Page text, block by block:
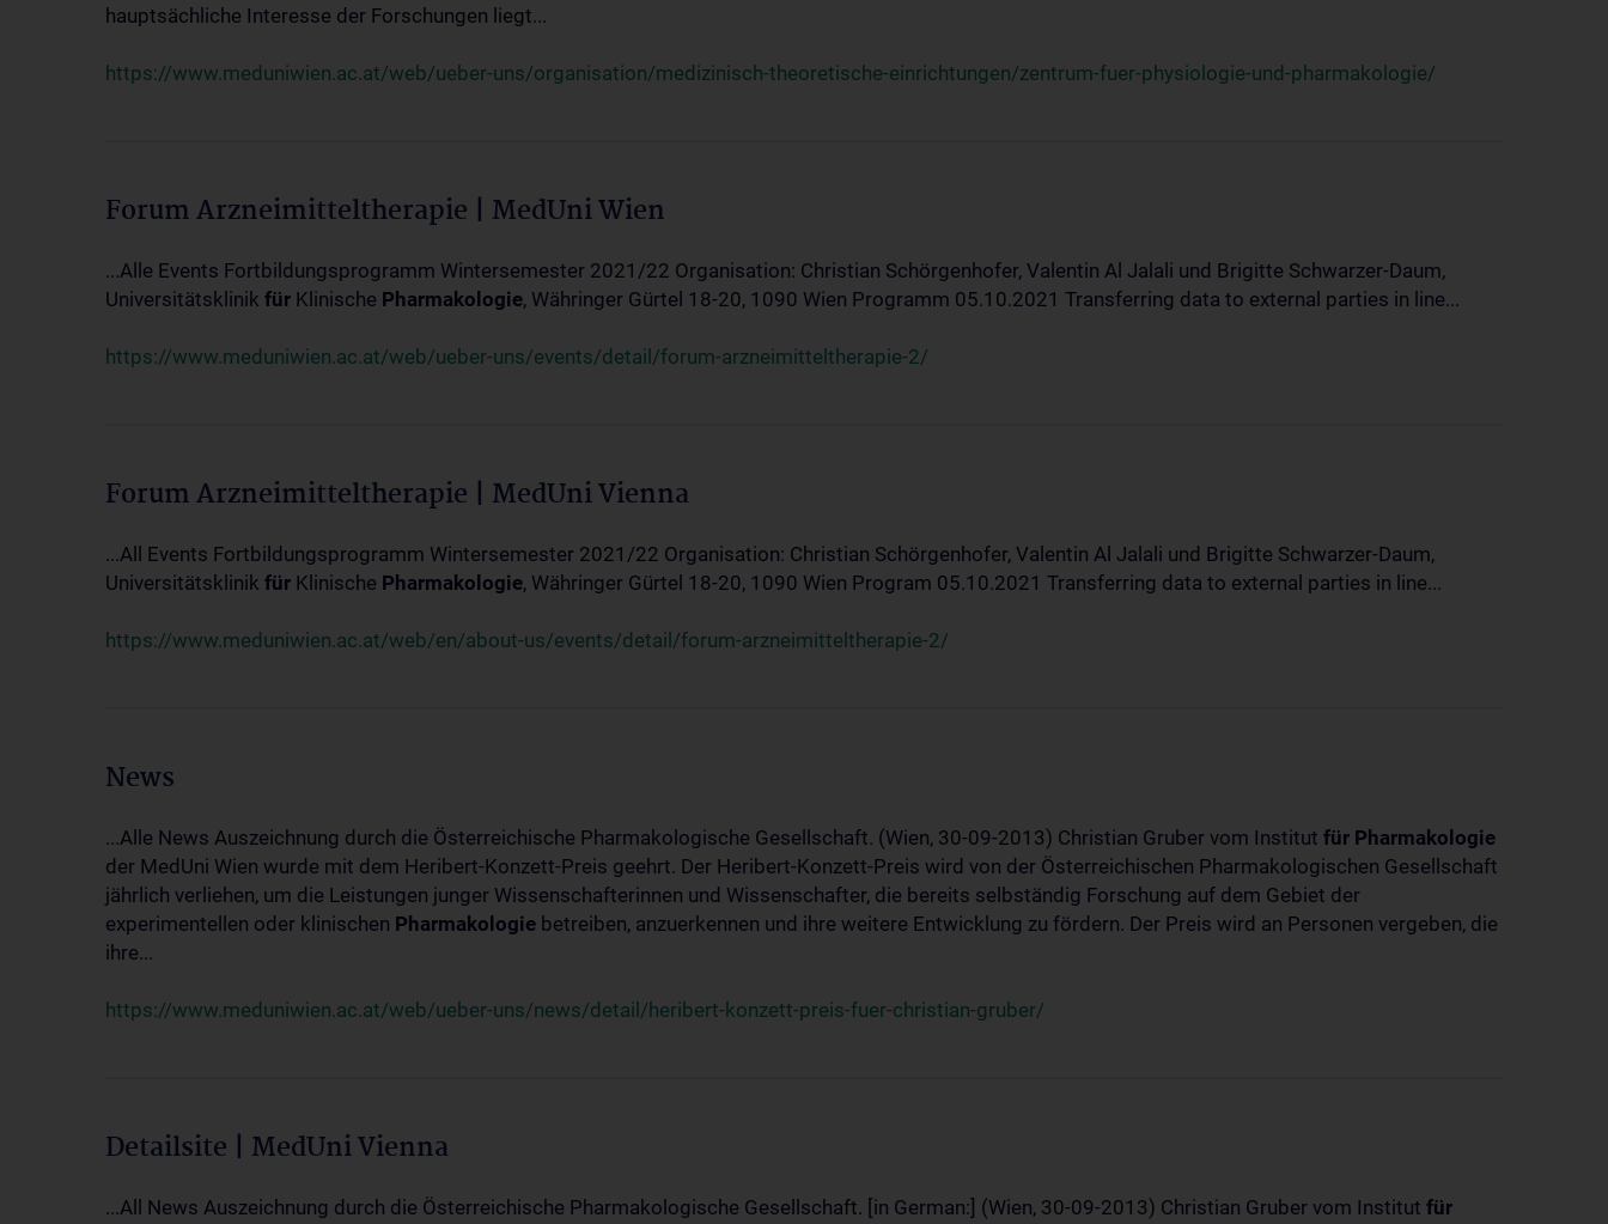
hauptsächliche Interesse der Forschungen liegt...
https://www.meduniwien.ac.at/web/ueber-uns/organisation/medizinisch-theoretische-einrichtungen/zentrum-fuer-physiologie-und-pharmakologie/
Forum Arzneimitteltherapie | MedUni Wien
...Alle Events Fortbildungsprogramm Wintersemester 2021/22 Organisation: Christian Schörgenhofer, Valentin Al Jalali und Brigitte Schwarzer-Daum,
Universitätsklinik für Klinische Pharmakologie, Währinger Gürtel 18-20, 1090 Wien Programm 05.10.2021 Transferring data to external parties in line...
https://www.meduniwien.ac.at/web/ueber-uns/events/detail/forum-arzneimitteltherapie-2/
Forum Arzneimitteltherapie | MedUni Vienna
...All Events Fortbildungsprogramm Wintersemester 2021/22 Organisation: Christian Schörgenhofer, Valentin Al Jalali und Brigitte Schwarzer-Daum,
Universitätsklinik für Klinische Pharmakologie, Währinger Gürtel 18-20, 1090 Wien Program 05.10.2021 Transferring data to external parties in line...
https://www.meduniwien.ac.at/web/en/about-us/events/detail/forum-arzneimitteltherapie-2/
News
...Alle News Auszeichnung durch die Österreichische Pharmakologische Gesellschaft. (Wien, 30-09-2013) Christian Gruber vom Institut für Pharmakologie
der MedUni Wien wurde mit dem Heribert-Konzett-Preis geehrt. Der Heribert-Konzett-Preis wird von der Österreichischen Pharmakologischen Gesellschaft
jährlich verliehen, um die Leistungen junger Wissenschafterinnen und Wissenschafter, die bereits selbständig Forschung auf dem Gebiet der
experimentellen oder klinischen Pharmakologie betreiben, anzuerkennen und ihre weitere Entwicklung zu fördern. Der Preis wird an Personen vergeben, die
ihre...
https://www.meduniwien.ac.at/web/ueber-uns/news/detail/heribert-konzett-preis-fuer-christian-gruber/
Detailsite | MedUni Vienna
...All News Auszeichnung durch die Österreichische Pharmakologische Gesellschaft. [in German:] (Wien, 30-09-2013) Christian Gruber vom Institut für